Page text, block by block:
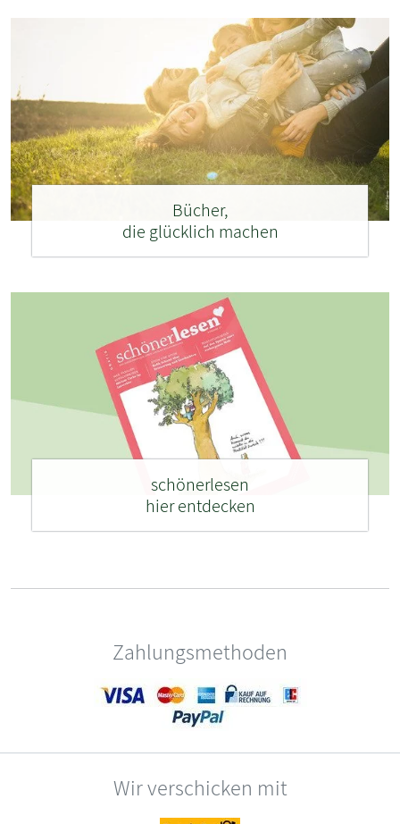
Bücher,
die glücklich machen
schönerlesen
hier entdecken
Zahlungsmethoden
Wir verschicken mit